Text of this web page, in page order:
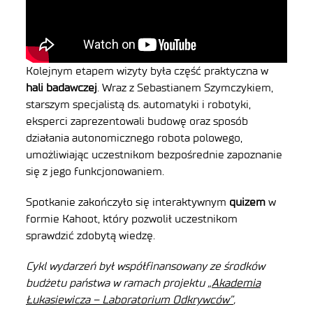
Kolejnym etapem wizyty była część praktyczna w
hali badawczej. Wraz z Sebastianem Szymczykiem,
starszym specjalistą ds. automatyki i robotyki,
eksperci zaprezentowali budowę oraz sposób
działania autonomicznego robota polowego,
umożliwiając uczestnikom bezpośrednie zapoznanie
się z jego funkcjonowaniem.
Spotkanie zakończyło się interaktywnym quizem w
formie Kahoot, który pozwolił uczestnikom
sprawdzić zdobytą wiedzę.
Cykl wydarzeń był współfinansowany ze środków
budżetu państwa w ramach projektu „Akademia
Łukasiewicza – Laboratorium Odkrywców”,